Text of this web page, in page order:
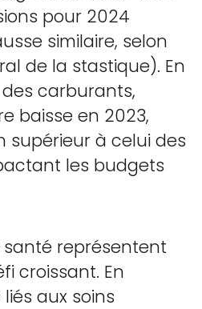
pour 2024
similaire, selon
de la stastique). En
carburants,
baisse en 2023,
supérieur à celui des
les budgets
santé représentent
croissant. En
aux soins